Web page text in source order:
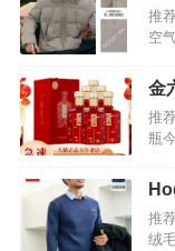
气
推
空
洁
金
推
瓶
柔
送
绒
推
绒